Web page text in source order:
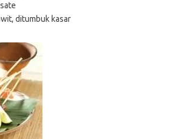
ditumbuk kasar